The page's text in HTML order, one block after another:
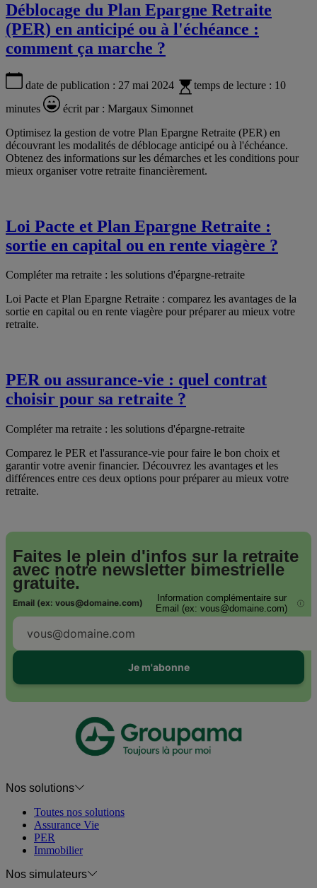
Déblocage du Plan Epargne Retraite
(PER) en anticipé ou à l'échéance :
comment ça marche ?
date de publication : 27 mai 2024 temps de lecture : 10
minutes
écrit par : Margaux Simonnet
Optimisez la gestion de votre Plan Epargne Retraite (PER) en
découvrant les modalités de déblocage anticipé ou à l'échéance.
Obtenez des informations sur les démarches et les conditions pour
mieux organiser votre retraite financièrement.
Loi Pacte et Plan Epargne Retraite :
sortie en capital ou en rente viagère ?
Compléter ma retraite : les solutions d'épargne-retraite
Loi Pacte et Plan Epargne Retraite : comparez les avantages de la
sortie en capital ou en rente viagère pour préparer au mieux votre
retraite.
PER ou assurance-vie : quel contrat
choisir pour sa retraite ?
Compléter ma retraite : les solutions d'épargne-retraite
Comparez le PER et l'assurance-vie pour faire le bon choix et
garantir votre avenir financier. Découvrez les avantages et les
différences entre ces deux options pour préparer au mieux votre
retraite.
Faites le plein d'infos sur la retraite
avec notre newsletter bimestrielle
gratuite.
Email (ex: vous@domaine.com)
Information complémentaire sur
Email (ex: vous@domaine.com)
i
Je m'abonne
Nos solutions
Toutes nos solutions
Assurance Vie
PER
Immobilier
Nos simulateurs